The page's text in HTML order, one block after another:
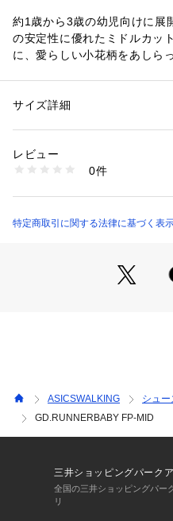
約1歳から3歳の幼児向けに展
の安定性に優れたミドルカッ
に、愛らしい小花柄をあしら
が特徴です。足の曲がる位置
く吸収・拡散してドライ感を
靴の中を快適に保ちます。フ
性別：キッズ・ベビー
素材：本体＝人工皮革/ポリエステ
商品番号：
1144A281-700 （ショップ）
サイズ詳細
レビュー
0件
特定商取引に関する法律に基づく表
ASICSWALKING シュー
GD.RUNNERBABY FP-MID
三井ショッピングパーク
全国の三井ショッピングパー
リ